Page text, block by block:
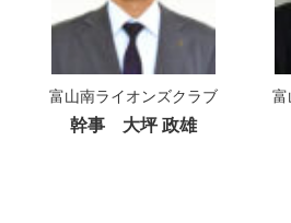
富山南ライオンズクラブ
幹事 大坪 政雄
富